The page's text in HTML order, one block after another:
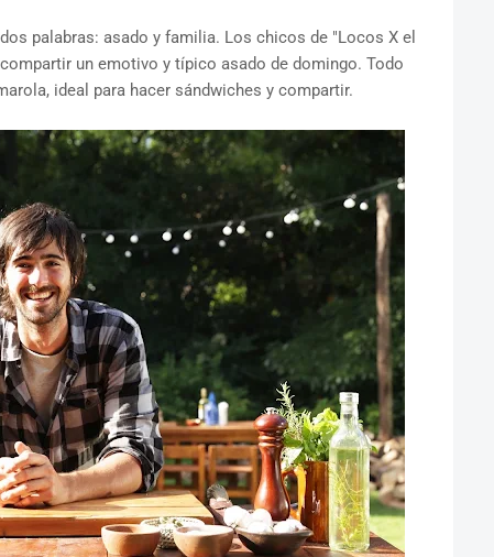
palabras: asado y familia. Los chicos de "Locos X el
un emotivo y típico asado de domingo. Todo
ideal para hacer sándwiches y compartir.